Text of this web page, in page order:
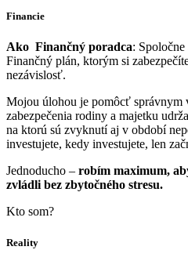
Financie
Ako Finančný poradca:
Finančný plán, ktorým si
nezávislosť.
Mojou úlohou je pomôcť správnym
zabezpečenia rodiny a majetku
na ktorú sú zvyknutí aj v období
investujete, kedy investujete, len
Jednoducho – robím maximum,
zvládli bez zbytočného stresu.
Kto som?
Reality